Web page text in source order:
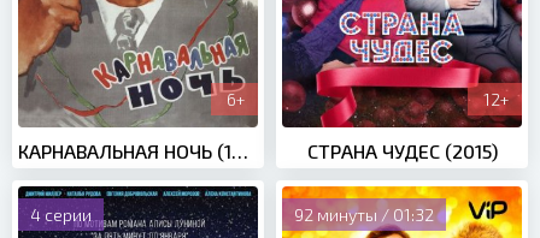
6+
КАРНАВАЛЬНАЯ НОЧЬ (1956)
12+
СТРАНА ЧУДЕС (2015)
4 серии 92 минуты / 01:32